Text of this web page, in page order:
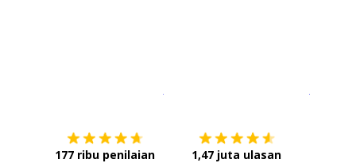
177 ribu penilaian 1,47 juta ulasan